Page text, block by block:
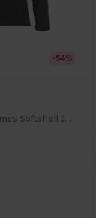
-54%
RACE VROUW Dames Softshell Jas Met Rits